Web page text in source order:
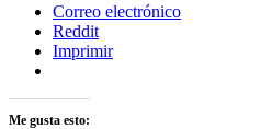
Correo electrónico
Reddit
Imprimir
Me gusta esto: